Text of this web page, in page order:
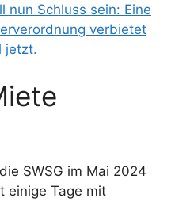
nun Schluss sein: Eine
verbietet
jetzt.
SWSG im Mai 2024
einige Tage mit